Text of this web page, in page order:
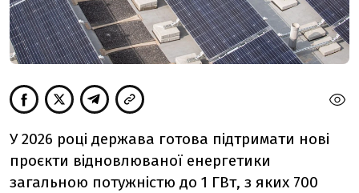
У 2026 році держава готова підтримати нові
проєкти відновлюваної енергетики
загальною потужністю до 1 ГВт, з яких 700